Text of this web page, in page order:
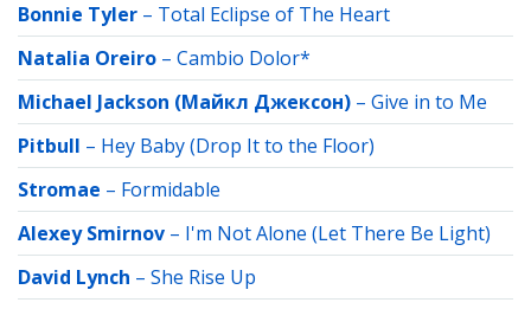
Bonnie Tyler – Total Eclipse of The Heart
Natalia Oreiro – Cambio Dolor*
Michael Jackson (Майкл Джексон) – Give in to Me
Pitbull – Hey Baby (Drop It to the Floor)
Stromae – Formidable
Alexey Smirnov – I'm Not Alone (Let There Be Light)
David Lynch – She Rise Up